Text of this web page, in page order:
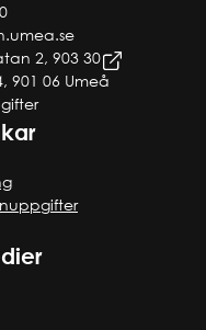
2, 903 30
901 06 Umeå